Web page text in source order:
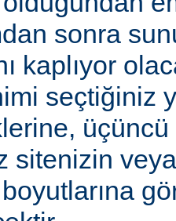
sonra
kaplıyor
seçtiğiniz
sitenizin